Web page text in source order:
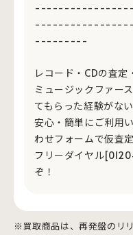
---------
レコード・CDの査定
ミュージックファー
てもらった経験がな
安心・簡単にご利用
わせフォームで仮査
フリーダイヤル
ぞ！
※買取商品は、再発盤のリ